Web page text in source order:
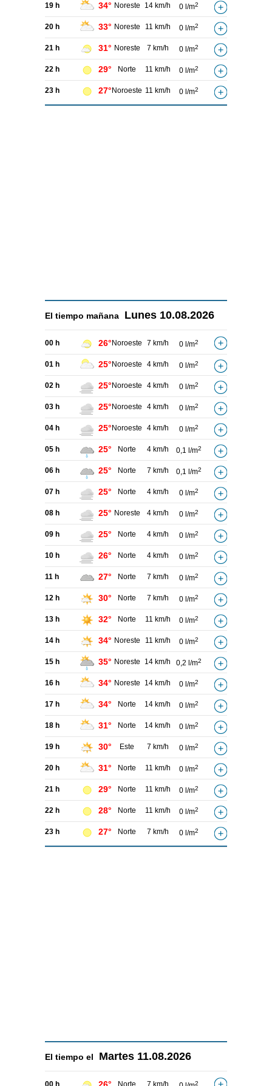
19 h 34° Noreste 14 km/h 0 l/m2
20 h 33° Noreste 11 km/h 0 l/m2
21 h 31° Noreste 7 km/h 0 l/m2
22 h 29° Norte 11 km/h 0 l/m2
23 h 27° Noroeste 11 km/h 0 l/m2
El tiempo mañana Lunes 10.08.2026
00 h 26° Noroeste 7 km/h 0 l/m2
01 h 25° Noroeste 4 km/h 0 l/m2
02 h 25° Noroeste 4 km/h 0 l/m2
03 h 25° Noroeste 4 km/h 0 l/m2
04 h 25° Noroeste 4 km/h 0 l/m2
05 h 25° Norte 4 km/h 0,1 l/m2
06 h 25° Norte 7 km/h 0,1 l/m2
07 h 25° Norte 4 km/h 0 l/m2
08 h 25° Noreste 4 km/h 0 l/m2
09 h 25° Norte 4 km/h 0 l/m2
10 h 26° Norte 4 km/h 0 l/m2
11 h 27° Norte 7 km/h 0 l/m2
12 h 30° Norte 7 km/h 0 l/m2
13 h 32° Norte 11 km/h 0 l/m2
14 h 34° Noreste 11 km/h 0 l/m2
15 h 35° Noreste 14 km/h 0,2 l/m2
16 h 34° Noreste 14 km/h 0 l/m2
17 h 34° Norte 14 km/h 0 l/m2
18 h 31° Norte 14 km/h 0 l/m2
19 h 30° Este 7 km/h 0 l/m2
20 h 31° Norte 11 km/h 0 l/m2
21 h 29° Norte 11 km/h 0 l/m2
22 h 28° Norte 11 km/h 0 l/m2
23 h 27° Norte 7 km/h 0 l/m2
El tiempo el Martes 11.08.2026
2